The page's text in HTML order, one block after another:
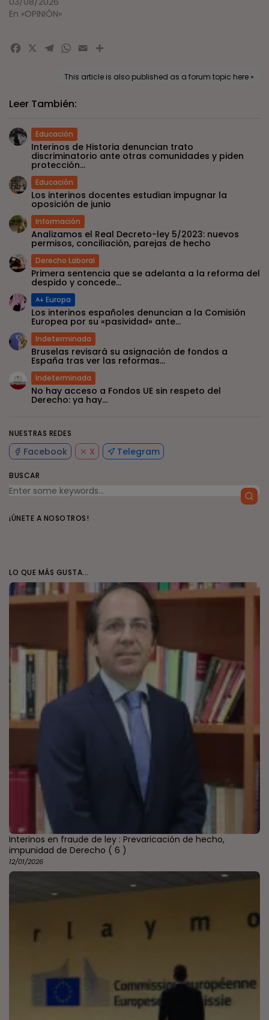
NUESTRAS REDES
Facebook X Telegram
BUSCAR
¡ÚNETE A NOSOTROS!
LO QUE MÁS GUSTA...
Interinos en fraude de ley : Prevaricación de hecho,
impunidad de Derecho ( 6 )
12/01/2026
En «OPINIÓN»
Facebook
X Telegram
WhatsApp
EmailCompartir
This article is also published as a forum topic here »
Leer También:
Educación
Interinos de Historia denuncian trato
discriminatorio ante otras comunidades y piden
protección...
Educación
Los interinos docentes estudian impugnar la
oposición de junio
Información
Analizamos el Real Decreto-ley 5/2023: nuevos
permisos, conciliación, parejas de hecho
Derecho Laboral
Primera sentencia que se adelanta a la reforma del
despido y concede...
Europa
Los interinos españoles denuncian a la Comisión
Europea por su «pasividad» ante...
Indeterminada
Bruselas revisará su asignación de fondos a
España tras ver las reformas...
Indeterminada
No hay acceso a Fondos UE sin respeto del
Derecho: ya hay...